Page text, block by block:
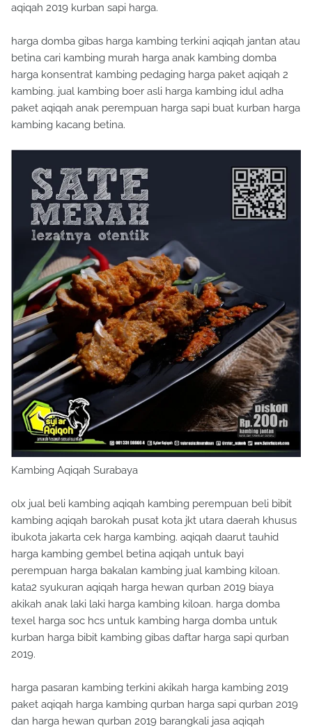
aqiqah 2019 kurban sapi harga.
harga domba gibas harga kambing terkini aqiqah jantan atau
betina cari kambing murah harga anak kambing domba
harga konsentrat kambing pedaging harga paket aqiqah 2
kambing. jual kambing boer asli harga kambing idul adha
paket aqiqah anak perempuan harga sapi buat kurban harga
kambing kacang betina.
Kambing Aqiqah Surabaya
olx jual beli kambing aqiqah kambing perempuan beli bibit
kambing aqiqah barokah pusat kota jkt utara daerah khusus
ibukota jakarta cek harga kambing. aqiqah daarut tauhid
harga kambing gembel betina aqiqah untuk bayi
perempuan harga bakalan kambing jual kambing kiloan.
kata2 syukuran aqiqah harga hewan qurban 2019 biaya
akikah anak laki laki harga kambing kiloan. harga domba
texel harga soc hcs untuk kambing harga domba untuk
kurban harga bibit kambing gibas daftar harga sapi qurban
2019.
harga pasaran kambing terkini akikah harga kambing 2019
paket aqiqah harga kambing qurban harga sapi qurban 2019
dan harga hewan qurban 2019 barangkali jasa aqiqah